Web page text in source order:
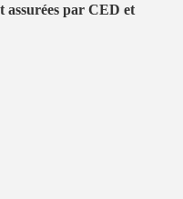
par CED et